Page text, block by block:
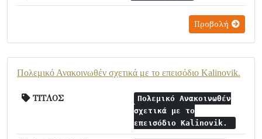
Προβολή
Πολεμικό Ανακοινωθέν σχετικά με το επεισόδιο Kalinovik.
ΤΙΤΛΟΣ
Πολεμικό Ανακοινωθέν
σχετικά με το
επεισόδιο Kalinovik.